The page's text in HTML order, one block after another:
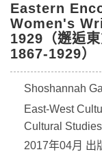
Eastern
Women's
1929（邂逅
1867-1929）
Shoshannah
East-West
Cultural Studies
2017年04月 出